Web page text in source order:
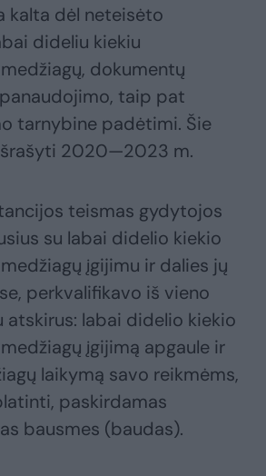
kalta dėl neteisėto
dideliu kiekiu
dokumentų
taip pat
tarnybine padėtimi. Šie
2020—2023 m.
teismas gydytojos
su labai didelio kiekio
įgijimu ir dalies jų
perkvalifikavo iš vieno
atskirus: labai didelio kiekio
įgijimą apgaule ir
laikymą savo reikmėms,
paskirdamas
bausmes (baudas).